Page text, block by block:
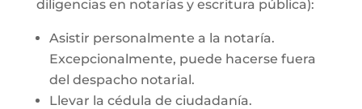
diligencias en notarías y escritura pública):
Asistir personalmente a la notaría.
Excepcionalmente, puede hacerse fuera
del despacho notarial.
Llevar la cédula de ciudadanía.